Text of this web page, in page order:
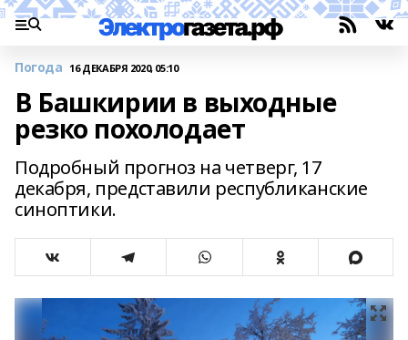
Погода 16 ДЕКАБРЯ 2020, 05:10
В Башкирии в выходные
резко похолодает
Подробный прогноз на четверг, 17
декабря, представили республиканские
синоптики.